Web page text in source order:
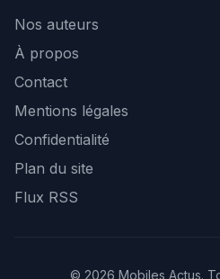
Nos auteurs
À propos
Contact
Mentions légales
Confidentialité
Plan du site
Flux RSS
© 2026 Mobiles Actus.